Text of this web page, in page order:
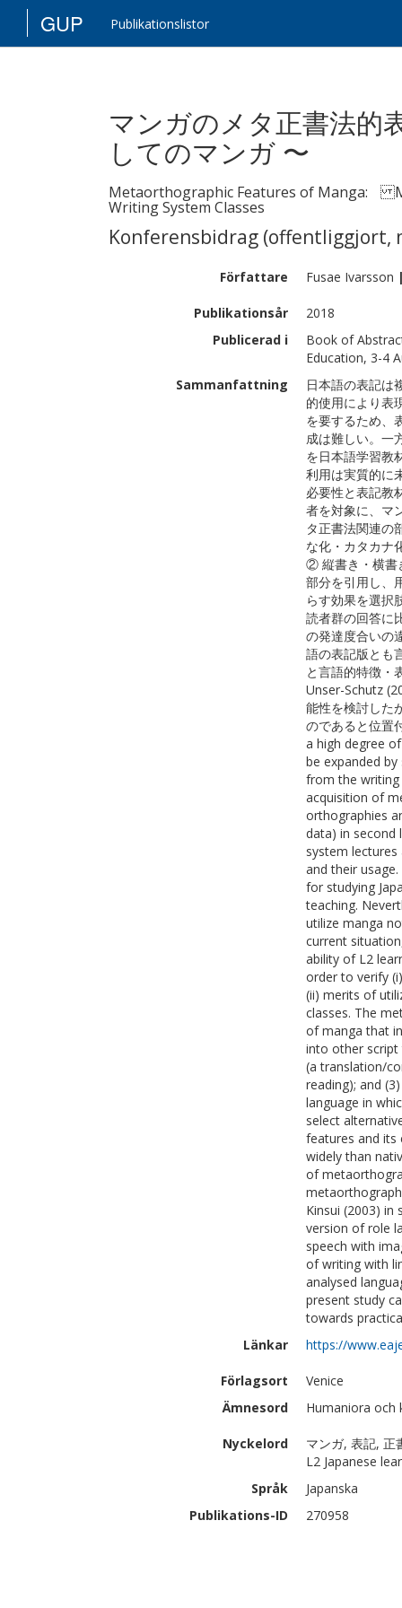
GUP
マンガのメタ正書法的
してのマンガ 〜
Metaorthographic Features of Manga:
Writing System Classes
Konferensbidrag (offentliggjort,
Författare Fusae Ivarsson
Publikationsår
2018
Publicerad i
Book of
Education, 3-4
Sammanfattning
日本語の表記は
的使用により表
を要するため、
成は難しい。一
を日本語学習教
利用は実質的に
必要性と表記教
者を対象に、マ
タ正書法関連
な化・カタカ
② 縦書き・横書
部分を引用し、
らす効果を選択
読者群の回答に
の発達度合いの
語の表記版とも
と言語的特徴・
Unser-Schutz
能性を検討した
のであると位置
a high degree
be expanded
from the
acquisition of
orthographies
data) in second
system
and their
for studying
teaching.
utilize manga
current
ability of L2
order to verify
(ii) merits of
classes. The
of manga that
into other script
(a translation/
reading); and
language in
select
features and its
widely than
of
Kinsui (2003)
version of role
speech with
of writing with
analysed
present study
towards
Länkar
https://
Förlagsort
Venice
Ämnesord
Humaniora och
Nyckelord
マンガ, 表記,
L2 Japanese
Språk
Japanska
Publikations-ID
270958